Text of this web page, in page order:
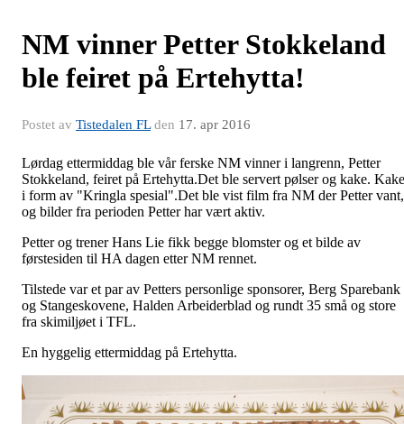
NM vinner Petter Stokkeland
ble feiret på Ertehytta!
Postet av Tistedalen FLden 17. apr 2016
Lørdag ettermiddag ble vår ferske NM vinner i langrenn, Petter
Stokkeland, feiret på Ertehytta.Det ble servert pølser og kake. Kake
i form av "Kringla spesial".Det ble vist film fra NM der Petter vant,
og bilder fra perioden Petter har vært aktiv.
Petter og trener Hans Lie fikk begge blomster og et bilde av
førstesiden til HA dagen etter NM rennet.
Tilstede var et par av Petters personlige sponsorer, Berg Sparebank
og Stangeskovene, Halden Arbeiderblad og rundt 35 små og store
fra skimiljøet i TFL.
En hyggelig ettermiddag på Ertehytta.